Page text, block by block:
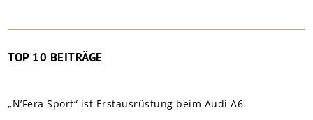
TOP 10 BEITRÄGE
„N’Fera Sport“ ist Erstausrüstung beim Audi A6